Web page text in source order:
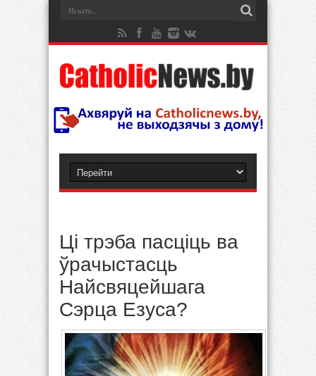
Ці трэба пасціць ва
ўрачыстасць
Найсвяцейшага
Сэрца Езуса?